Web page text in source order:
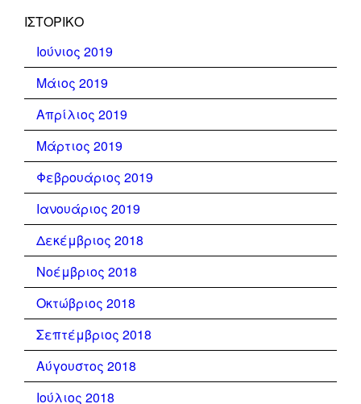
ΙΣΤΟΡΙΚΌ
Ιούνιος 2019
Μάιος 2019
Απρίλιος 2019
Μάρτιος 2019
Φεβρουάριος 2019
Ιανουάριος 2019
Δεκέμβριος 2018
Νοέμβριος 2018
Οκτώβριος 2018
Σεπτέμβριος 2018
Αύγουστος 2018
Ιούλιος 2018